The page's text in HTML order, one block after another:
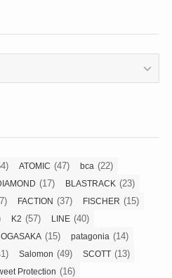
ATOMIC (47) bca (22)
(17) BLASTRACK (23)
FACTION (37) FISCHER (15)
K2 (57) LINE (40)
OGASAKA (15) patagonia (14)
Salomon (49) SCOTT (13)
Protection (16)